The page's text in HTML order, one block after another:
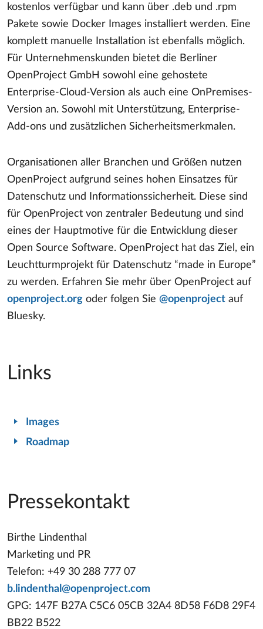
kostenlos verfügbar und kann über .deb und .rpm
Pakete sowie Docker Images installiert werden. Eine
komplett manuelle Installation ist ebenfalls möglich.
Für Unternehmenskunden bietet die Berliner
OpenProject GmbH sowohl eine gehostete
Enterprise-Cloud-Version als auch eine OnPremises-
Version an. Sowohl mit Unterstützung, Enterprise-
Add-ons und zusätzlichen Sicherheitsmerkmalen.
Organisationen aller Branchen und Größen nutzen
OpenProject aufgrund seines hohen Einsatzes für
Datenschutz und Informationssicherheit. Diese sind
für OpenProject von zentraler Bedeutung und sind
eines der Hauptmotive für die Entwicklung dieser
Open Source Software. OpenProject hat das Ziel, ein
Leuchtturmprojekt für Datenschutz “made in Europe”
zu werden. Erfahren Sie mehr über OpenProject auf
openproject.org oder folgen Sie @openproject auf
Bluesky.
Links
Images
Roadmap
Pressekontakt
Birthe Lindenthal
Marketing und PR
Telefon: +49 30 288 777 07
b.lindenthal@openproject.com
GPG: 147F B27A C5C6 05CB 32A4 8D58 F6D8 29F4
BB22 B522